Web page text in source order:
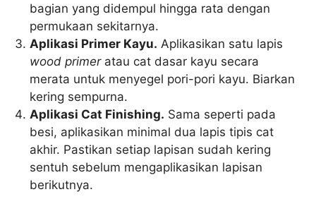
bagian yang didempul hingga rata dengan
permukaan sekitarnya.
Aplikasi Primer Kayu. Aplikasikan satu lapis
wood primeratau cat dasar kayu secara
merata untuk menyegel pori-pori kayu. Biarkan
kering sempurna.
Aplikasi Cat Finishing. Sama seperti pada
besi, aplikasikan minimal dua lapis tipis cat
akhir. Pastikan setiap lapisan sudah kering
sentuh sebelum mengaplikasikan lapisan
berikutnya.